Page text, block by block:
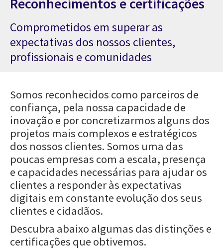
Comprometidos em superar as
expectativas dos nossos clientes,
profissionais e comunidades
Somos reconhecidos como parceiros de
confiança, pela nossa capacidade de
inovação e por concretizarmos alguns dos
projetos mais complexos e estratégicos
dos nossos clientes. Somos uma das
poucas empresas com a escala, presença
e capacidades necessárias para ajudar os
clientes a responder às expectativas
digitais em constante evolução dos seus
clientes e cidadãos.
Descubra abaixo algumas das distinções e
certificações que obtivemos.